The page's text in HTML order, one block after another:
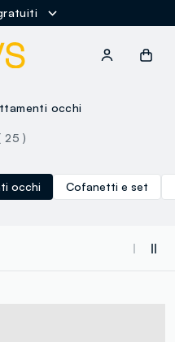
occhi
25 )
occhi Cofanetti e set